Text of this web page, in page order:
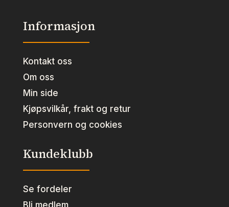
Informasjon
Kontakt oss
Om oss
Min side
Kjøpsvilkår, frakt og retur
Personvern og cookies
Kundeklubb
Se fordeler
Bli medlem